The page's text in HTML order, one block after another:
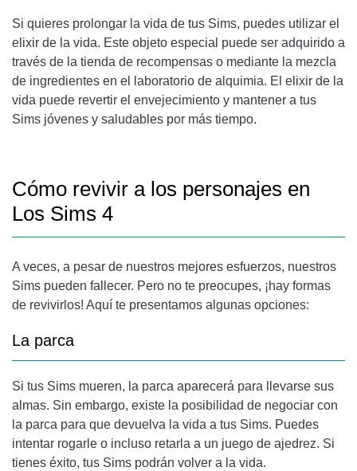
Si quieres prolongar la vida de tus Sims, puedes utilizar el
elixir de la vida. Este objeto especial puede ser adquirido a
través de la tienda de recompensas o mediante la mezcla
de ingredientes en el laboratorio de alquimia. El elixir de la
vida puede revertir el envejecimiento y mantener a tus
Sims jóvenes y saludables por más tiempo.
Cómo revivir a los personajes en
Los Sims 4
A veces, a pesar de nuestros mejores esfuerzos, nuestros
Sims pueden fallecer. Pero no te preocupes, ¡hay formas
de revivirlos! Aquí te presentamos algunas opciones:
La parca
Si tus Sims mueren, la parca aparecerá para llevarse sus
almas. Sin embargo, existe la posibilidad de negociar con
la parca para que devuelva la vida a tus Sims. Puedes
intentar rogarle o incluso retarla a un juego de ajedrez. Si
tienes éxito, tus Sims podrán volver a la vida.